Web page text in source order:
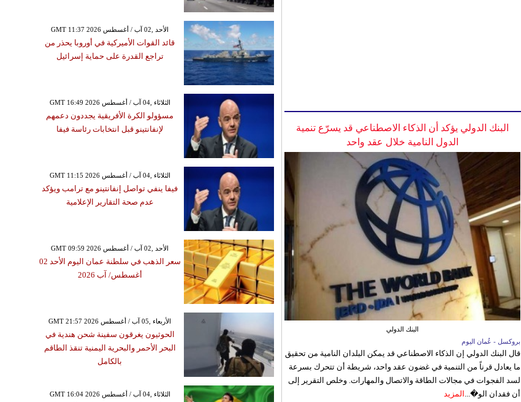
البنك الدولي يؤكد أن الذكاء الاصطناعي قد يسرّع تنمية
الدول النامية خلال عقد واحد
البنك الدولي
بروكسل - عُمان اليوم
قال البنك الدولي إن الذكاء الاصطناعي قد يمكن البلدان النامية من تحقيق
ما يعادل قرناً من التنمية في غضون عقد واحد، شريطة أن تتحرك بسرعة
لسد الفجوات في مجالات الطاقة والاتصال والمهارات. وخلص التقرير إلى
أن فقدان الو�... المزيد
GMT 11:37 2026 الأحد ,02 آب / أغسطس
قائد القوات الأميركية في أوروبا يحذر من
تراجع القدرة على حماية إسرائيل
GMT 16:49 2026 الثلاثاء ,04 آب / أغسطس
مسؤولو الكرة الأفريقية يجددون دعمهم
لإنفانتينو قبل انتخابات رئاسة فيفا
GMT 11:15 2026 الثلاثاء ,04 آب / أغسطس
فيفا ينفي تواصل إنفانتينو مع ترامب ويؤكد
عدم صحة التقارير الإعلامية
GMT 09:59 2026 الأحد ,02 آب / أغسطس
سعر الذهب في سلطنة عمان اليوم الأحد 02
أغسطس/ آب 2026
GMT 21:57 2026 الأربعاء ,05 آب / أغسطس
الحوثيون يغرقون سفينة شحن هندية في
البحر الأحمر والبحرية اليمنية تنقذ الطاقم
بالكامل
GMT 16:04 2026 الثلاثاء ,04 آب / أغسطس